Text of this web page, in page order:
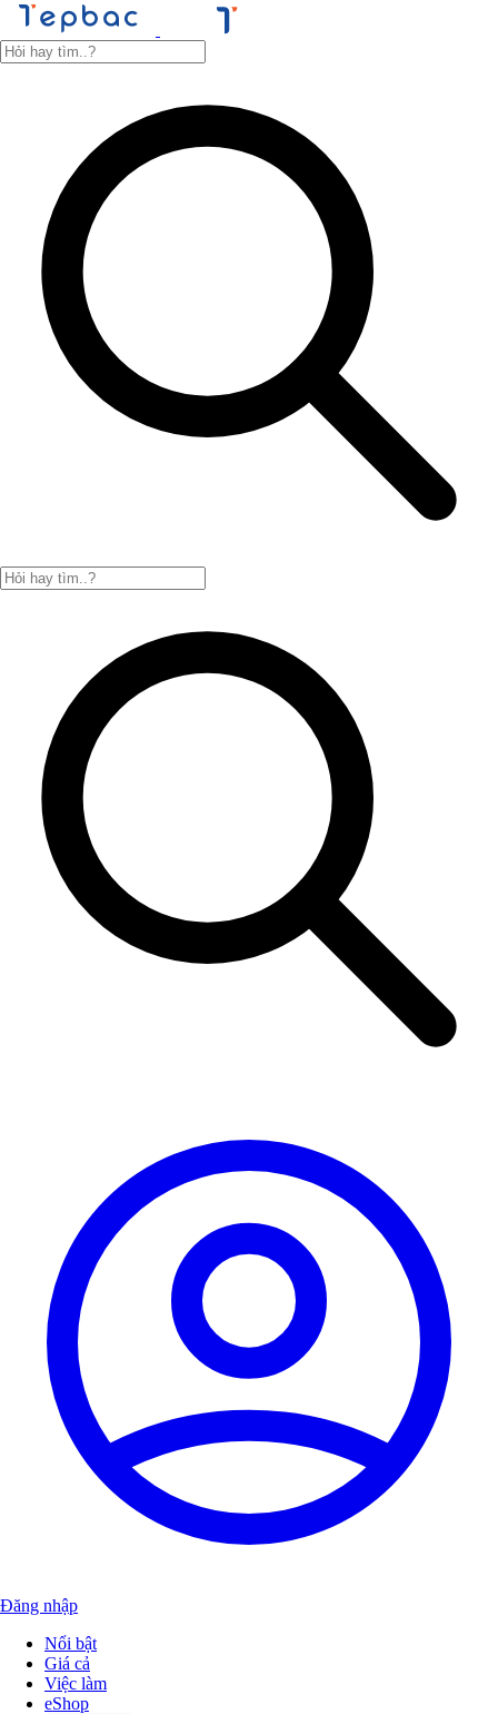
Đăng nhập
Nổi bật
Giá cả
Việc làm
eShop